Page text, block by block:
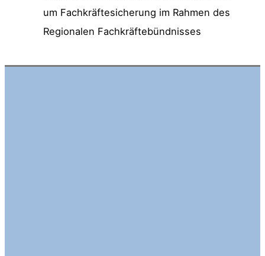
um Fachkräftesicherung im Rahmen des
Regionalen Fachkräftebündnisses